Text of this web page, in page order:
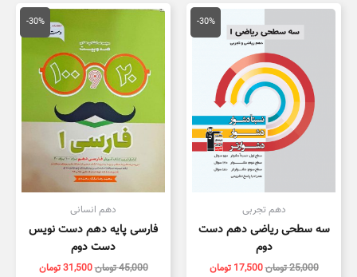
-30%
دهم تجربی
سه سطحی ریاضی دهم دست
دوم
25,000تومان
اصلی
25,000 تومان
بود.
17,500 تومان
قیمت
فعلی
-30%
دهم انسانی
فارسی پایه دهم دست نویس
دست دوم
45,000تومان
قیمت
45,000 تومان
بود.
31,500تومان
قیمت
فعلی